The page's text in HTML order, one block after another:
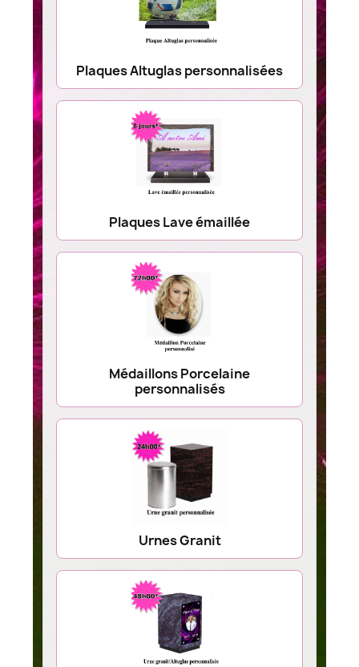
Plaques Altuglas personnalisées
Plaques Lave émaillée
Médaillons Porcelaine
personnalisés
Urnes Granit